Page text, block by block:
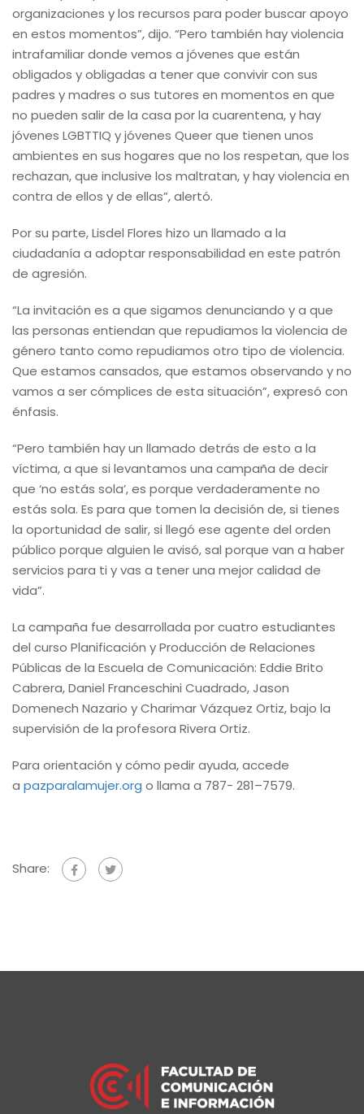
organizaciones y los recursos para poder buscar apoyo
en estos momentos”, dijo. “Pero también hay violencia
intrafamiliar donde vemos a jóvenes que están
obligados y obligadas a tener que convivir con sus
padres y madres o sus tutores en momentos en que
no pueden salir de la casa por la cuarentena, y hay
jóvenes LGBTTIQ y jóvenes Queer que tienen unos
ambientes en sus hogares que no los respetan, que los
rechazan, que inclusive los maltratan, y hay violencia en
contra de ellos y de ellas”, alertó.
Por su parte, Lisdel Flores hizo un llamado a la
ciudadanía a adoptar responsabilidad en este patrón
de agresión.
“La invitación es a que sigamos denunciando y a que
las personas entiendan que repudiamos la violencia de
género tanto como repudiamos otro tipo de violencia.
Que estamos cansados, que estamos observando y no
vamos a ser cómplices de esta situación”, expresó con
énfasis.
“Pero también hay un llamado detrás de esto a la
víctima, a que si levantamos una campaña de decir
que ‘no estás sola’, es porque verdaderamente no
estás sola. Es para que tomen la decisión de, si tienes
la oportunidad de salir, si llegó ese agente del orden
público porque alguien le avisó, sal porque van a haber
servicios para ti y vas a tener una mejor calidad de
vida”.
La campaña fue desarrollada por cuatro estudiantes
del curso Planificación y Producción de Relaciones
Públicas de la Escuela de Comunicación: Eddie Brito
Cabrera, Daniel Franceschini Cuadrado, Jason
Domenech Nazario y Charimar Vázquez Ortiz, bajo la
supervisión de la profesora Rivera Ortiz.
Para orientación y cómo pedir ayuda, accede
a pazparalamujer.org o llama a 787- 281–7579.
Share: